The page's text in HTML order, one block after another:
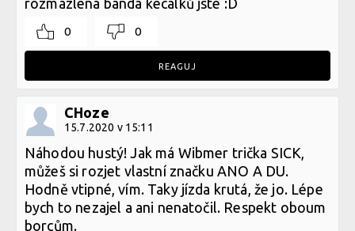
0 0
REAGUJ
CHoze
15.7.2020 v 15:11
Náhodou hustý! Jak má Wibmer trička SICK,
můžeš si rozjet vlastní značku ANO A DU.
Hodně vtipné, vím. Taky jízda krutá, že jo. Lépe
bych to nezajel a ani nenatočil. Respekt oboum
borcům.